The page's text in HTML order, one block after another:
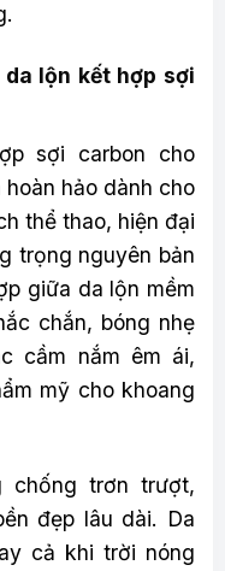
lộn kết hợp sợi
sợi carbon cho
hảo dành cho
thể thao, hiện đại
trọng nguyên bản
giữa da lộn mềm
chắn, bóng nhẹ
cầm nắm êm ái,
mỹ cho khoang
chống trơn trượt,
đẹp lâu dài. Da
cả khi trời nóng